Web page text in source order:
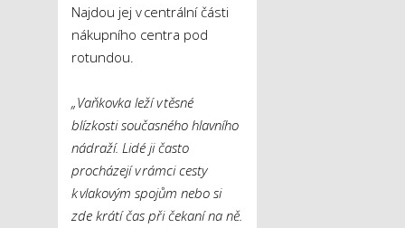
Najdou jej v centrální části
nákupního centra pod
rotundou.
„Vaňkovka leží v těsné
blízkosti současného hlavního
nádraží. Lidé ji často
procházejí v rámci cesty
k vlakovým spojům nebo si
zde krátí čas při čekaní na ně.